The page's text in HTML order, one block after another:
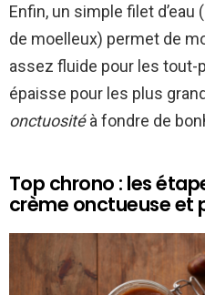
Enfin, un simple filet d’eau
de moelleux) permet de
assez fluide pour les
épaisse pour les plus
onctuositéà fondre de
Top chrono : les
crème onctueuse et